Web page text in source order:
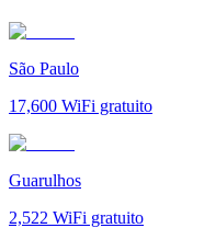
São Paulo
17,600 WiFi gratuito
Guarulhos
2,522 WiFi gratuito